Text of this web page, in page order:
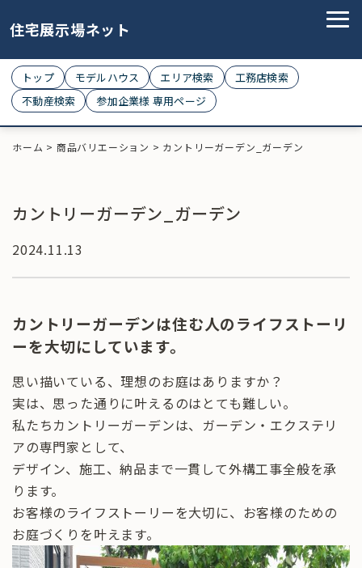
住宅展示場ネット
トップ モデルハウス エリア検索
工務店検索
不動産検索
参加企業様 専用ページ
ホーム > 商品バリエーション > カントリーガーデン_ガーデン
カントリーガーデン_ガーデン
2024.11.13
カントリーガーデンは住む人のライフストーリ
ーを大切にしています。
思い描いている、理想のお庭はありますか？
実は、思った通りに叶えるのはとても難しい。
私たちカントリーガーデンは、ガーデン・エクステリ
アの専門家として、
デザイン、施工、納品まで一貫して外構工事全般を承
ります。
お客様のライフストーリーを大切に、お客様のための
お庭づくりを叶えます。